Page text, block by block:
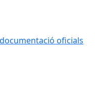
oficials